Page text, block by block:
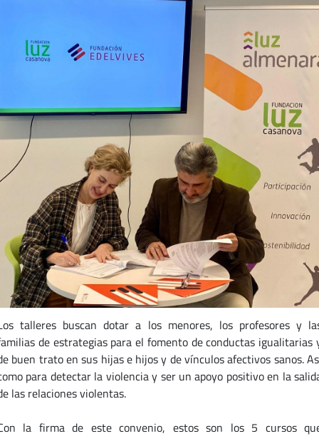
talleres buscan dotar a los menores, los profesores y
de estrategias para el fomento de conductas igualitarias
buen trato en sus hijas e hijos y de vínculos afectivos sanos.
para detectar la violencia y ser un apoyo positivo en la
las relaciones violentas.
la firma de este convenio, estos son los 5 cursos